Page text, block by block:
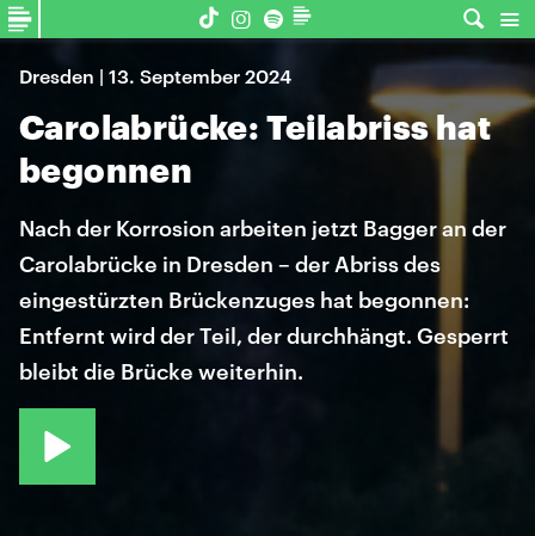
Dresden | 13. September 2024
Carolabrücke: Teilabriss hat
begonnen
Nach der Korrosion arbeiten jetzt Bagger an der
Carolabrücke in Dresden – der Abriss des
eingestürzten Brückenzuges hat begonnen:
Entfernt wird der Teil, der durchhängt. Gesperrt
bleibt die Brücke weiterhin.